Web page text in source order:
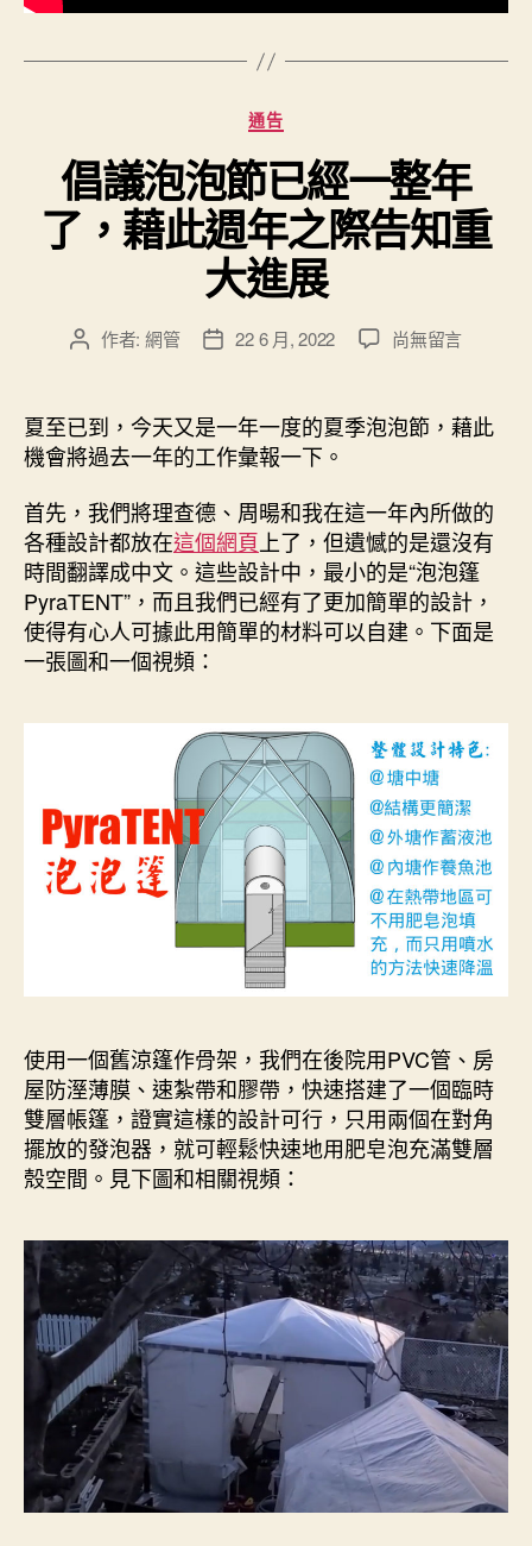
分
類
通告
倡議泡泡節已經一整年
了，藉此週年之際告知重
大進展
文
者
作者: 網管
文
佈
日
期
22 6 月, 2022
在
泡
泡
經
一
整
年
了，
年
之
際
告
知
重
大
進
展〉
中
尚無留言
夏至已到，今天又是一年一度的夏季泡泡節，藉此
機會將過去一年的工作彙報一下。
首先，我們將理查德、周暘和我在這一年內所做的
各種設計都放在這個網頁上了，但遺憾的是還沒有
時間翻譯成中文。這些設計中，最小的是“泡泡篷
PyraTENT”，而且我們已經有了更加簡單的設計，
使得有心人可據此用簡單的材料可以自建。下面是
一張圖和一個視頻：
使用一個舊涼篷作骨架，我們在後院用PVC管、房
屋防溼薄膜、速紮帶和膠帶，快速搭建了一個臨時
雙層帳篷，證實這樣的設計可行，只用兩個在對角
擺放的發泡器，就可輕鬆快速地用肥皂泡充滿雙層
殼空間。見下圖和相關視頻：